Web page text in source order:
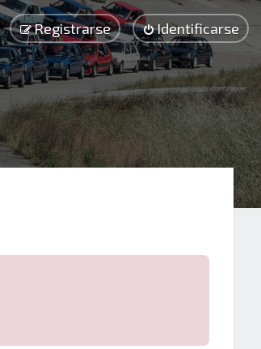
Identificarse
Registrarse